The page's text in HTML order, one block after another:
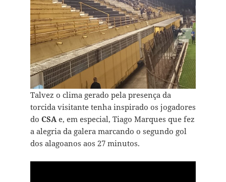
Talvez o clima gerado pela presença da
torcida visitante tenha inspirado os jogadores
do CSAe, em especial, Tiago Marques que fez
a alegria da galera marcando o segundo gol
dos alagoanos aos 27 minutos.